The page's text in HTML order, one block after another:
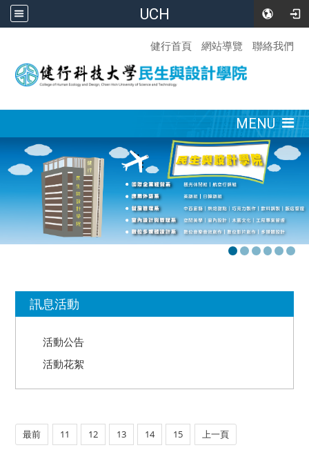
UCH
健行首頁 網站導覽 聯絡我們
MENU
訊息活動
活動公告
活動花絮
最前 11 12 13 14 15 上一頁